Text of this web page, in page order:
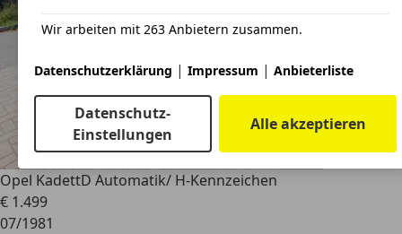
Opel KadettD Automatik/ H-Kennzeichen
€ 1.499
07/1981
Wir arbeiten mit 263 Anbietern zusammen.
Datenschutzerklärung | Impressum | Anbieterliste
Datenschutz-
Einstellungen
Alle akzeptieren